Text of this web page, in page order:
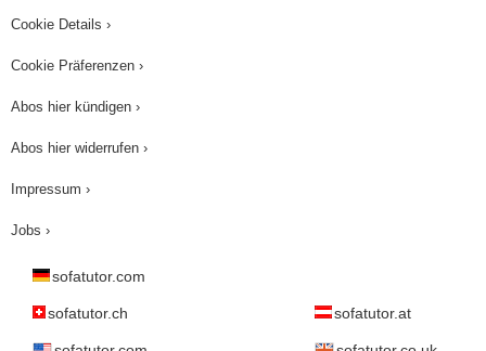
Cookie Details ›
Cookie Präferenzen ›
Abos hier kündigen ›
Abos hier widerrufen ›
Impressum ›
Jobs ›
sofatutor.com
sofatutor.ch sofatutor.at